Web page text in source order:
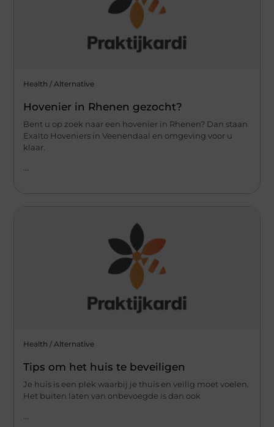
Health / Alternative
Hovenier in Rhenen gezocht?
Bent u op zoek naar een hovenier in Rhenen? Dan staan
Exalto Hoveniers in Veenendaal en omgeving voor u
klaar.
Health / Alternative
Tips om het huis te beveiligen
Je huis is een plek waarbij je thuis en veilig moet voelen.
Het buiten laten van onbevoegde is dan ook
...